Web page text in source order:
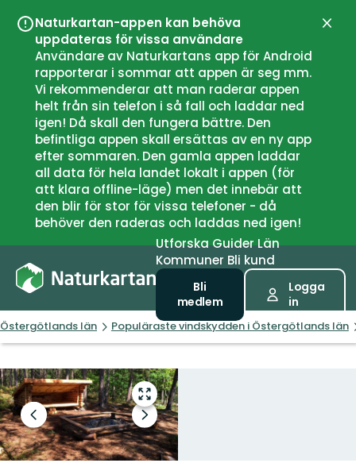
Naturkartan-appen kan behöva
uppdateras för vissa användare
Användare av Naturkartans app för Android
rapporterar i sommar att appen är seg mm.
Vi rekommenderar att man raderar appen
helt från sin telefon i så fall och laddar ned
igen! Då skall den fungera bättre. Den
befintliga appen skall ersättas av en ny app
efter sommaren. Den gamla appen laddar
all data för hela landet lokalt i appen (för
att klara offline-läge) men det innebär att
den blir för stor för vissa telefoner - då
behöver den raderas och laddas ned igen!
UtforskaGuiderLän
Kommuner Bli kund
Bli
medlem
Logga
in
Östergötlands län Populäraste vindskydden i Östergötlands län
Gå
till
helskärmsläge
Föregående
bild
Nästa
bildspel